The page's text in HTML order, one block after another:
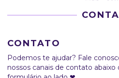
CONTATO
Podemos te ajudar? Fale
nossos canais de contato abaixo